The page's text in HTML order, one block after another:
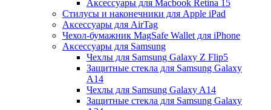
Аксессуары для Macbook Retina 15
Стилусы и наконечники для Apple iPad
Аксессуары для AirTag
Чехол-бумажник MagSafe Wallet для iPhone
Аксессуары для Samsung
Чехлы для Samsung Galaxy Z Flip5
Защитные стекла для Samsung Galaxy
A14
Чехлы для Samsung Galaxy A14
Защитные стекла для Samsung Galaxy